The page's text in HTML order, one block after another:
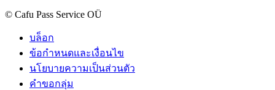
© Cafu Pass Service OÜ
บล็อก
ข้อกำหนดและเงื่อนไข
นโยบายความเป็นส่วนตัว
คำขอกลุ่ม